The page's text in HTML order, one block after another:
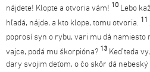
nájdete! Klopte a otvoria vám! 10 Lebo
hľadá, nájde, a kto klope, tomu otvoria. 11
poprosí syn o rybu, vari mu dá namiesto
vajce, podá mu škorpióna? 13 Keď teda
dary svojim deťom, o čo skôr dá